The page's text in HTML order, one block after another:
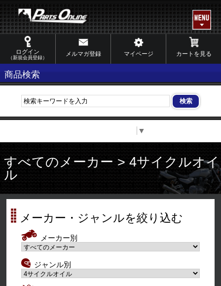
ログイン
（新規会員登録）
メルマガ登録 マイページ カートを見る
商品検索
▼
すべてのメーカー > 4サイクルオイ
ル
メーカー・ジャンルを絞り込む
メーカー別
ジャンル別